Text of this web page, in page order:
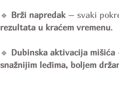
🔹 Brži napredak – svaki
rezultata u kraćem vremenu.
🔹 Dubinska aktivacija mišića
snažnijim leđima, boljem